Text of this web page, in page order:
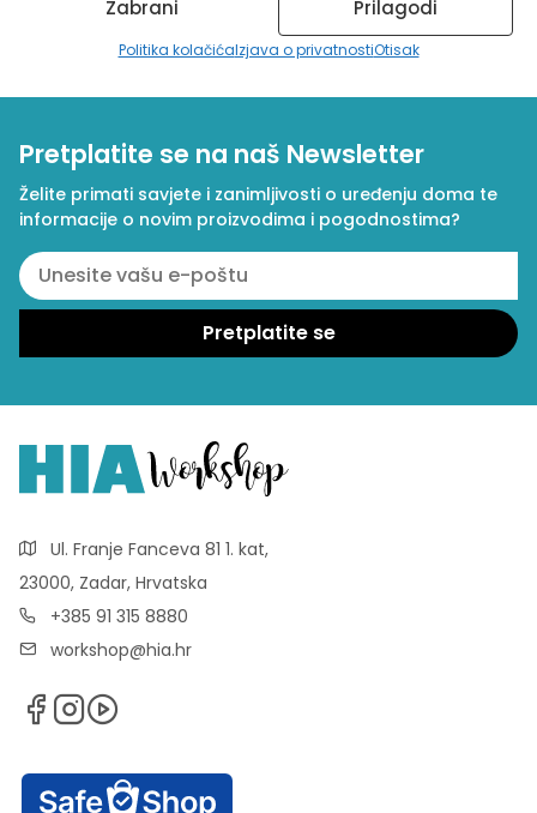
Zabrani Prilagodi
Politika kolačićaIzjava o privatnostiOtisak
Pretplatite se na naš Newsletter
Želite primati savjete i zanimljivosti o uređenju doma te
informacije o novim proizvodima i pogodnostima?
Ul. Franje Fanceva 81 1. kat,
23000, Zadar, Hrvatska
+385 91 315 8880
workshop@hia.hr